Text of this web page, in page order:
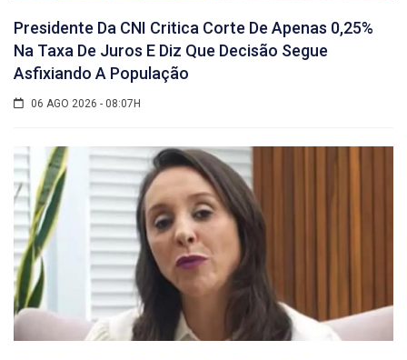
Presidente Da CNI Critica Corte De Apenas 0,25%
Na Taxa De Juros E Diz Que Decisão Segue
Asfixiando A População
06 AGO 2026 - 08:07H